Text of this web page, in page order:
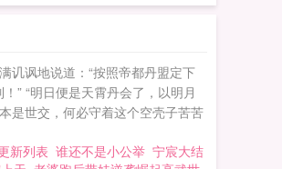
讥讽地说道：“按照帝都丹盟定下
” “明日便是天霄丹会了，以明月
是世交，何必守着这个空壳子苦苦
新列表 谁还不是小公举 宁宸大结